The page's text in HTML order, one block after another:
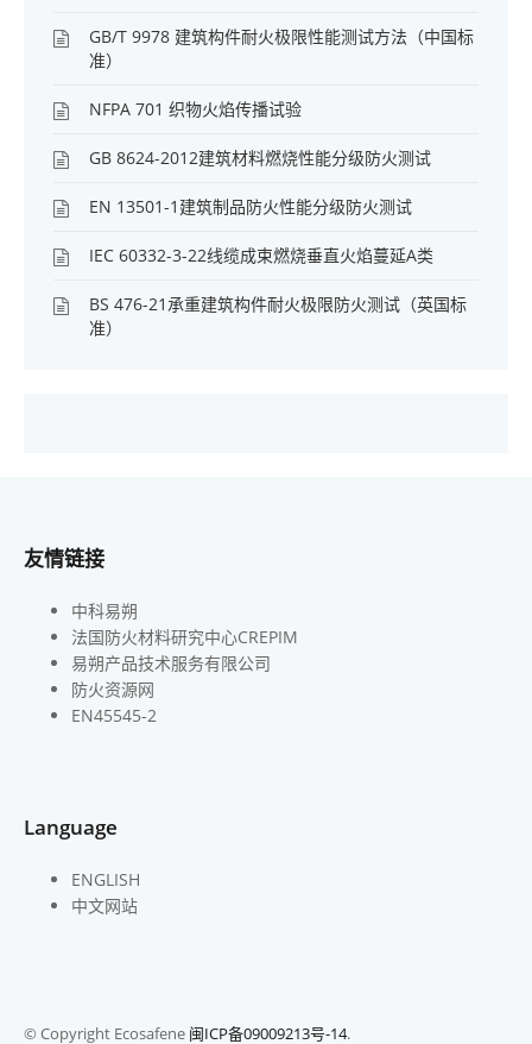
GB/T 9978 建筑构件耐火极限性能测试方法（中国标
准）
NFPA 701 织物火焰传播试验
GB 8624-2012建筑材料燃烧性能分级防火测试
EN 13501-1建筑制品防火性能分级防火测试
IEC 60332-3-22线缆成束燃烧垂直火焰蔓延A类
BS 476-21承重建筑构件耐火极限防火测试（英国标
准）
友情链接
中科易朔
法国防火材料研究中心CREPIM
易朔产品技术服务有限公司
防火资源网
EN45545-2
Language
ENGLISH
中文网站
© Copyright Ecosafene 闽ICP备09009213号-14.